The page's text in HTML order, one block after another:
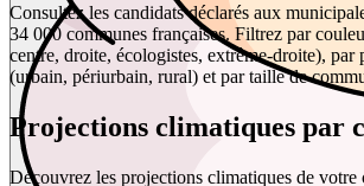
Consultez les candidats déclarés aux
34 000 communes françaises. Filtrez par
centre, droite, écologistes, extrême-droite),
(urbain, périurbain, rural) et par taille de
Projections climatiques par
Découvrez les projections climatiques de votre